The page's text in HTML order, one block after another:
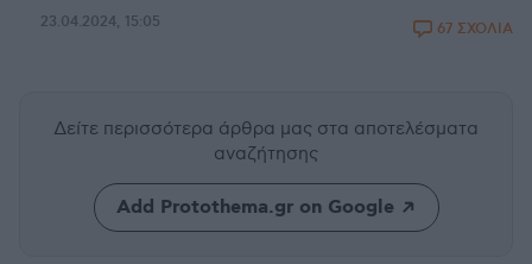
23.04.2024, 15:05 67 ΣΧΟΛΙΑ
Δείτε περισσότερα άρθρα μας στα αποτελέσματα
αναζήτησης
Add Protothema.gr on Google